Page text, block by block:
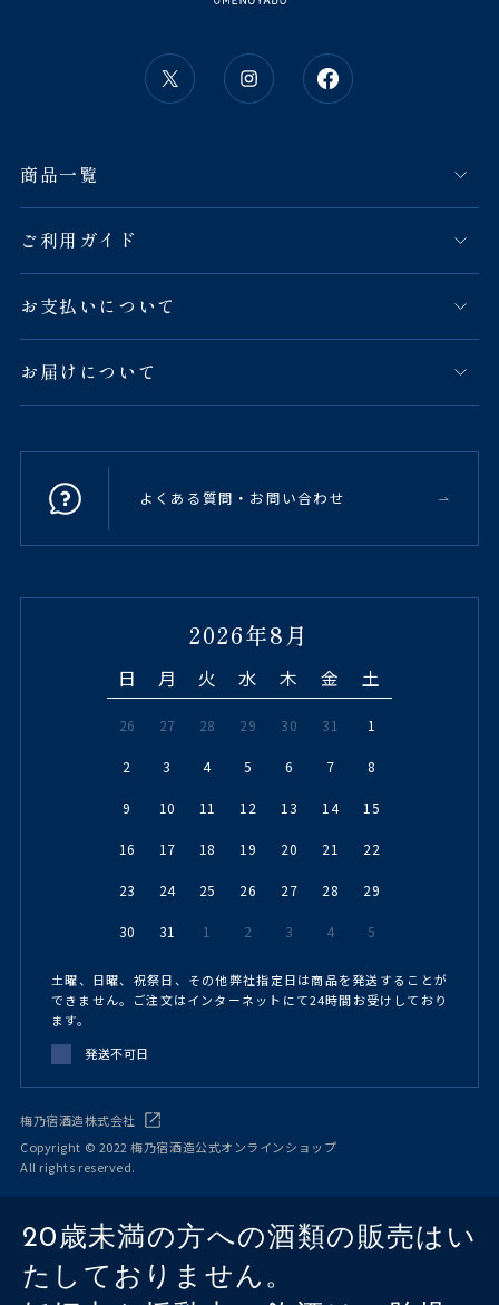
商品一覧
ご利用ガイド
お支払いについて
お届けについて
よくある質問・お問い合わせ
2026年8月
日 月 火 水 木 金 土
26 27 28 29 30 31 1
2 3 4 5 6 7 8
9 10 11 12 13 14 15
16 17 18 19 20 21 22
23 24 25 26 27 28 29
30 31 1 2 3 4 5
土曜、日曜、祝祭日、その他弊社指定日は商品を発送することが
できません。ご注文はインターネットにて24時間お受けしており
ます。
発送不可日
梅乃宿酒造株式会社
Copyright © 2022 梅乃宿酒造公式オンラインショップ
All rights reserved.
20歳未満の方への酒類の販売はい
たしておりません。